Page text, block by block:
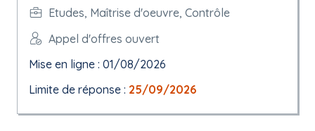
Etudes, Maîtrise d'oeuvre, Contrôle
Appel d'offres ouvert
Mise en ligne : 01/08/2026
Limite de réponse : 25/09/2026